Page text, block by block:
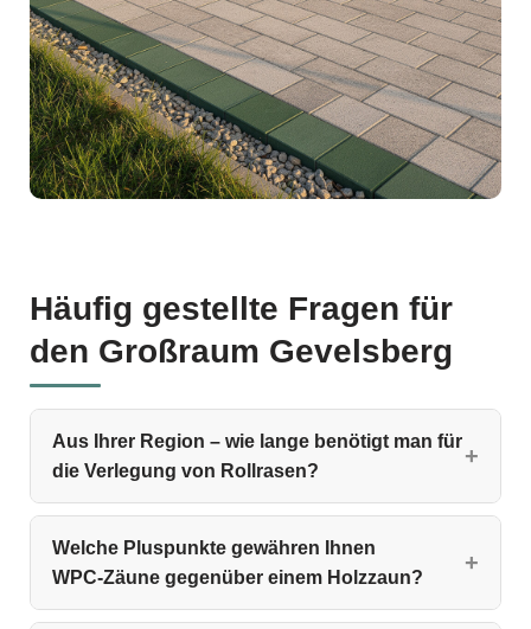
Häufig gestellte Fragen für
den Großraum Gevelsberg
Aus Ihrer Region – wie lange benötigt man für
die Verlegung von Rollrasen?
Welche Pluspunkte gewähren Ihnen
WPC‑Zäune gegenüber einem Holzzaun?